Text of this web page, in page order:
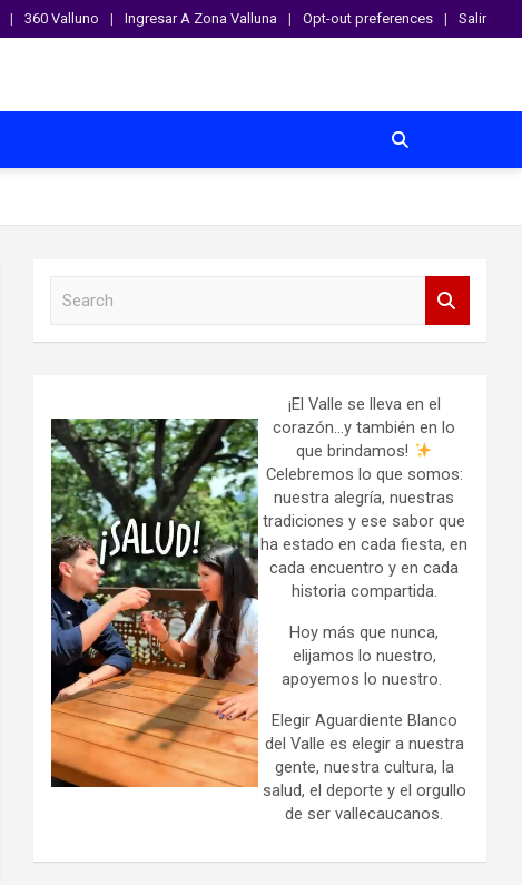
360 Valluno Ingresar A Zona Valluna Opt-out preferences Salir
¡El Valle se lleva en el
corazón…y también en lo
que brindamos!
Celebremos lo que somos:
nuestra alegría, nuestras
tradiciones y ese sabor que
ha estado en cada fiesta, en
cada encuentro y en cada
historia compartida.
Hoy más que nunca,
elijamos lo nuestro,
apoyemos lo nuestro.
Elegir Aguardiente Blanco
del Valle es elegir a nuestra
gente, nuestra cultura, la
salud, el deporte y el orgullo
de ser vallecaucanos.